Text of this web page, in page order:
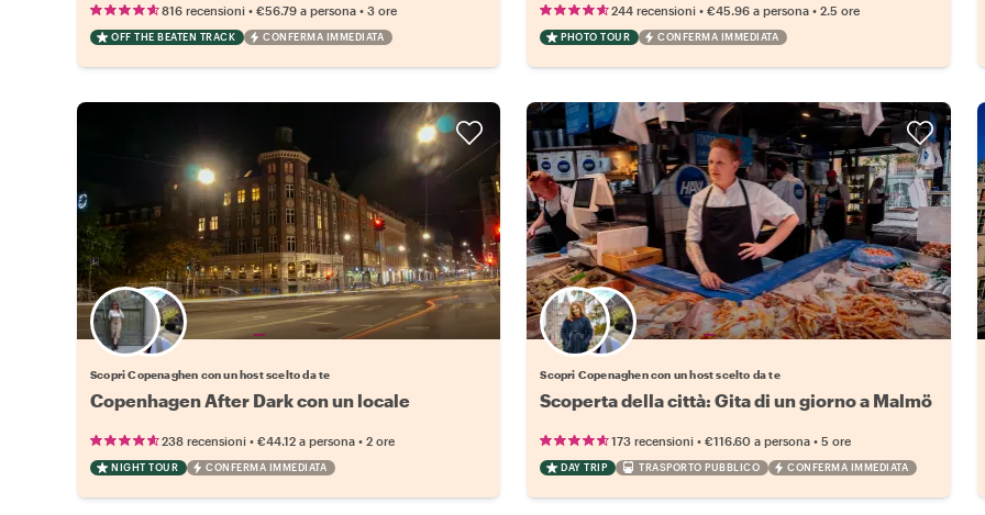
816 recensioni • €56.79 a persona • 3 ore
OFF THE BEATEN TRACK CONFERMA IMMEDIATA
244 recensioni •€45.96 a persona •2.5 ore
PHOTO TOUR CONFERMA IMMEDIATA
Scegli il tuo local preferito
Scopri Copenaghen con un host scelto da te
Copenhagen After Dark con un locale
238 recensioni • €44.12 a persona • 2 ore
NIGHT TOUR CONFERMA IMMEDIATA
Scegli il tuo local preferito
Scopri Copenaghen con un host scelto da te
Scoperta della città: Gita di un giorno a Malmö
173 recensioni •€116.60 a persona •5 ore
DAY TRIP TRASPORTO PUBBLICO CONFERMA IMMEDIATA